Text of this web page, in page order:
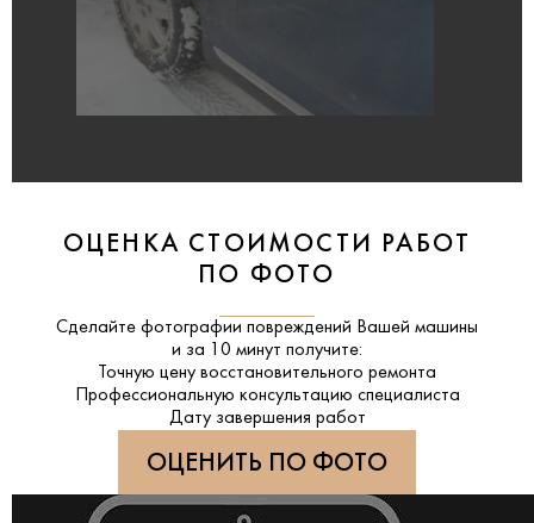
ОЦЕНКА СТОИМОСТИ РАБОТ
ПО ФОТО
Сделайте фотографии повреждений Вашей машины
и за
10 минут получите:
Точную цену восстановительного ремонта
Профессиональную консультацию специалиста
Дату завершения работ
ОЦЕНИТЬ ПО ФОТО